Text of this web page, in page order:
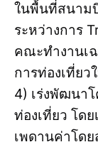
ในพื้นที่สนาม
ระหว่างการ
คณะทำงานเ
การท่องเที่ย
4) เร่งพัฒนา
ท่องเที่ยว โด
เพดานค่าโด